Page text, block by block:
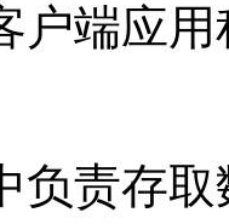
户端应
负责存